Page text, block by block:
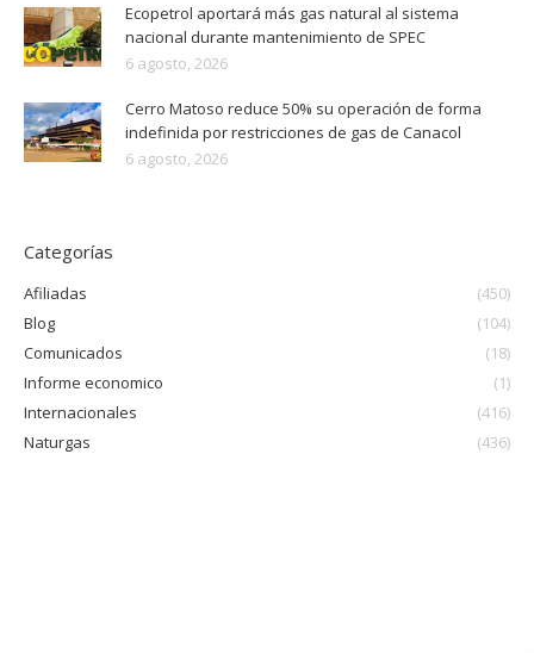
Ecopetrol aportará más gas natural al sistema
nacional durante mantenimiento de SPEC
6 agosto, 2026
Cerro Matoso reduce 50% su operación de forma
indefinida por restricciones de gas de Canacol
6 agosto, 2026
Categorías
Afiliadas
(450)
Blog
(104)
Comunicados
(18)
Informe economico
(1)
Internacionales
(416)
Naturgas
(436)